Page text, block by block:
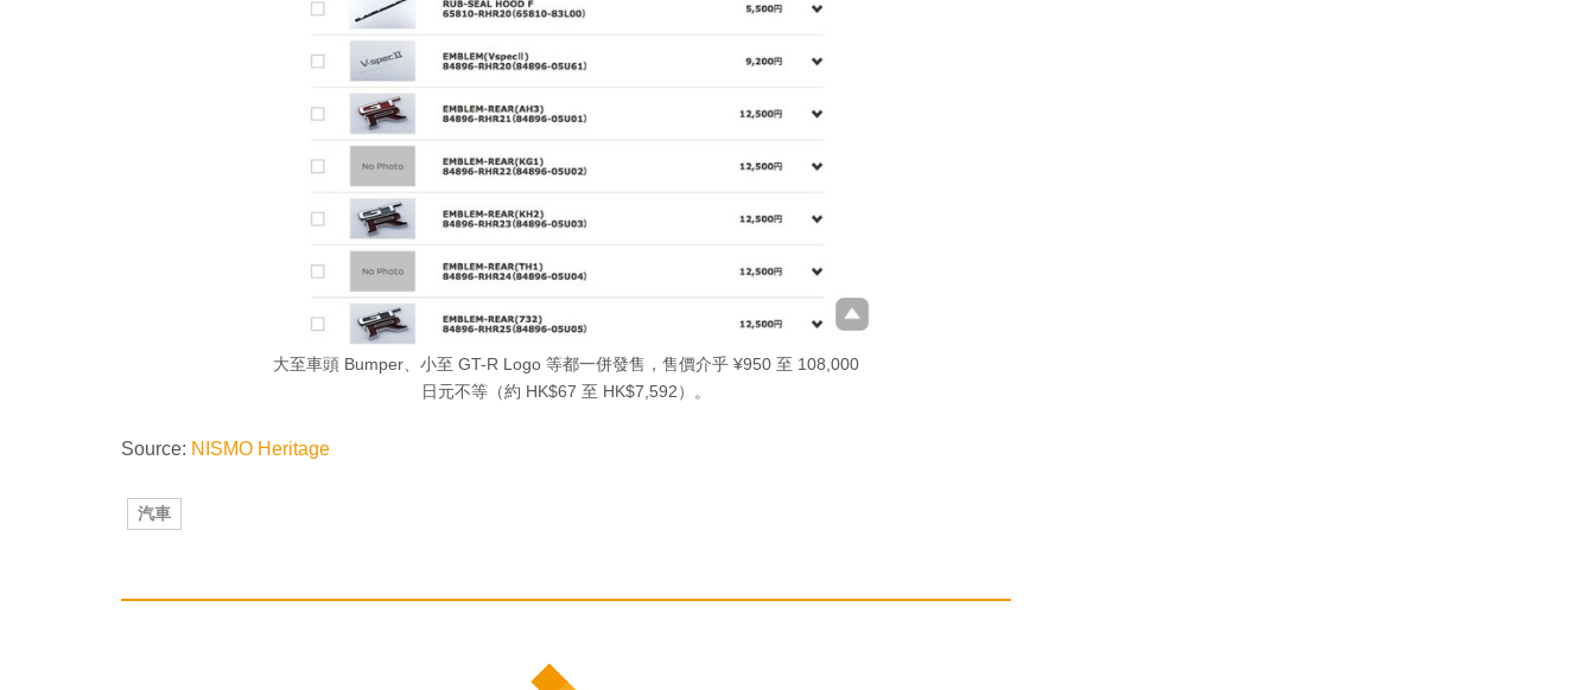
大至車頭 Bumper、小至 GT-R Logo 等都一併發售，售價介乎 ¥950 至 108,000
日元不等（約 HK$67 至 HK$7,592）。
Source: NISMO Heritage
汽車